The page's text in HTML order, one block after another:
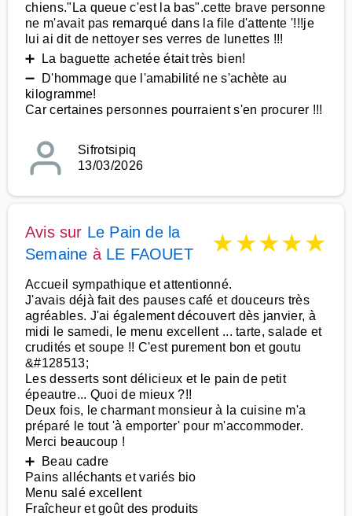
chiens."La queue c'est la bas".cette brave personne
ne m'avait pas remarqué dans la file d'attente '!!!je
lui ai dit de nettoyer ses verres de lunettes !!!
➕ La baguette achetée était très bien!
➖ D'hommage que l'amabilité ne s'achète au
kilogramme!
Car certaines personnes pourraient s'en procurer !!!
Sifrotsipiq
13/03/2026
Avis sur Le Pain de la
Semaine à LE FAOUET ★★★★★
Accueil sympathique et attentionné.
J'avais déjà fait des pauses café et douceurs très
agréables. J'ai également découvert dès janvier, à
midi le samedi, le menu excellent ... tarte, salade et
crudités et soupe !! C'est purement bon et goutu
&#128513;
Les desserts sont délicieux et le pain de petit
épeautre... Quoi de mieux ?!!
Deux fois, le charmant monsieur à la cuisine m'a
préparé le tout 'à emporter' pour m'accommoder.
Merci beaucoup !
➕ Beau cadre
Pains alléchants et variés bio
Menu salé excellent
Fraîcheur et goût des produits